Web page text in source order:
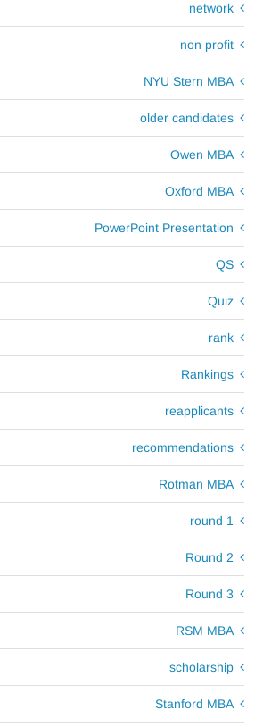
network
non profit
NYU Stern MBA
older candidates
Owen MBA
Oxford MBA
PowerPoint Presentation
QS
Quiz
rank
Rankings
reapplicants
recommendations
Rotman MBA
round 1
Round 2
Round 3
RSM MBA
scholarship
Stanford MBA